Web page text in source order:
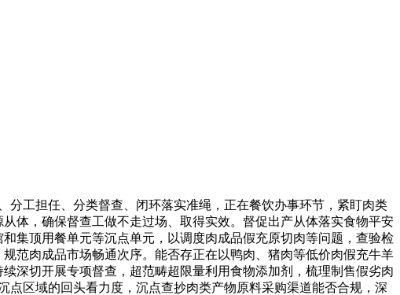
工担任、分类督查、闭环落实准绳，正在餐饮办事环节，紧盯肉类
体，确保督查工做不走过场、取得实效。督促出产从体落实食物平安
集顶用餐单元等沉点单元，以调度肉成品假充原切肉等问题，查验检
范肉成品市场畅通次序。能否存正在以鸭肉、猪肉等低价肉假充牛羊
深切开展专项督查，超范畴超限量利用食物添加剂，梳理制售假劣肉
区域的回头看力度，沉点查抄肉类产物原料采购渠道能否合规，深